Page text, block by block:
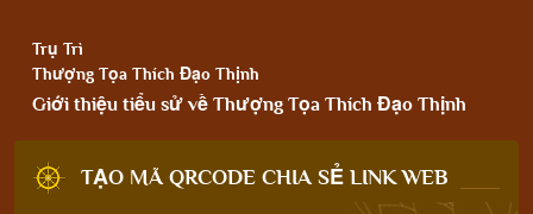
Trụ Trì
Thượng Tọa Thích Đạo Thịnh
Giới thiệu tiểu sử về Thượng Tọa Thích Đạo Thịnh
TẠO MÃ QRCODE CHIA SẺ LINK WEB